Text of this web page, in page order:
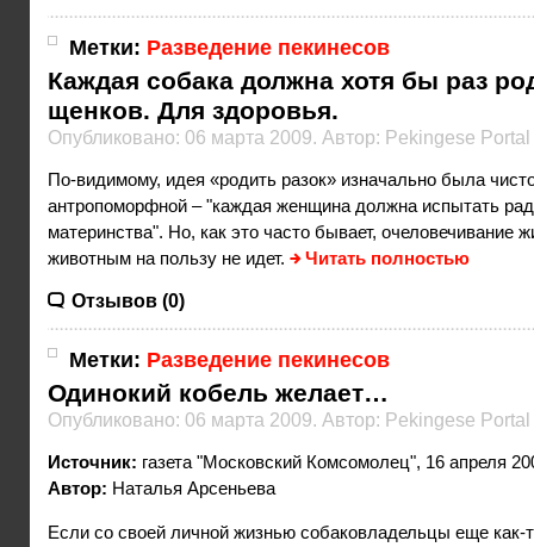
Метки: Разведение пекинесов
Каждая собака должна хотя бы раз
щенков. Для здоровья.
Опубликовано: 06 марта 2009. Автор: Pekingese Portal
По-видимому, идея «родить разок» изначально была
антропоморфной – "каждая женщина должна испытать
материнства". Но, как это часто бывает, очеловечивание
животным на пользу не идет.
Читать полностью
Отзывов (0)
Метки: Разведение пекинесов
Одинокий кобель желает…
Опубликовано: 06 марта 2009. Автор: Pekingese Portal
Источник: газета "Московский Комсомолец", 16 апреля
Автор: Наталья Арсеньева
Если со своей личной жизнью собаковладельцы еще как-